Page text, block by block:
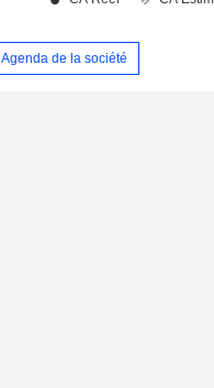
Agenda de la société